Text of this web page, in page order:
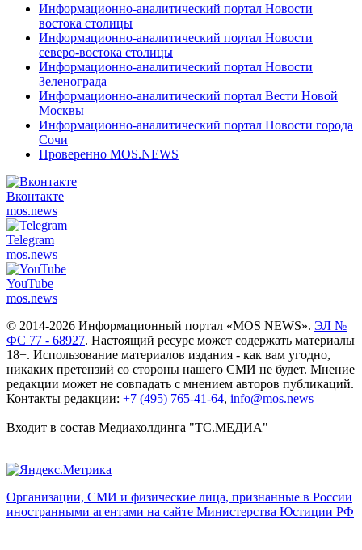
Информационно-аналитический портал Новости
востока столицы
Информационно-аналитический портал Новости
северо-востока столицы
Информационно-аналитический портал Новости
Зеленограда
Информационно-аналитический портал Вести Новой
Москвы
Информационно-аналитический портал Новости города
Сочи
Проверенно MOS.NEWS
Вконтакте
mos.news
Telegram
mos.news
YouTube
mos.news
© 2014-2026 Информационный портал «MOS NEWS». ЭЛ №
ФС 77 - 68927. Настоящий ресурс может содержать материалы
18+. Использование материалов издания - как вам угодно,
никаких претензий со стороны нашего СМИ не будет. Мнение
редакции может не совпадать с мнением авторов публикаций.
Контакты редакции: +7 (495) 765-41-64, info@mos.news
Входит в состав Медиахолдинга "ТС.МЕДИА"
Организации, СМИ и физические лица, признанные в России
иностранными агентами на сайте Министерства Юстиции РФ